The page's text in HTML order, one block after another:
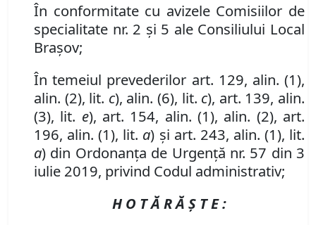
În conformitate cu avizele Comisiilor de
specialitate nr. 2 și 5 ale Consiliului Local
Brașov;
În temeiul prevederilor art. 129, alin. (1),
alin. (2), lit. c), alin. (6), lit. c), art. 139, alin.
(3), lit. e), art. 154, alin. (1), alin. (2), art.
196, alin. (1), lit. a) și art. 243, alin. (1), lit.
a) din Ordonanța de Urgență nr. 57 din 3
iulie 2019, privind Codul administrativ;
H O T Ă R Ă Ş T E :